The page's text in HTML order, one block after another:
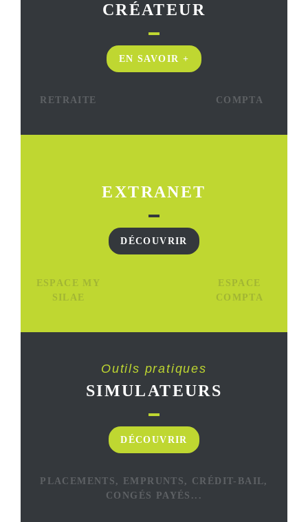
CRÉATEUR
EN SAVOIR +
RETRAITE COMPTA
EXTRANET
DÉCOUVRIR
ESPACE MY
SILAE
ESPACE
COMPTA
Outils pratiques
SIMULATEURS
DÉCOUVRIR
PLACEMENTS, EMPRUNTS, CRÉDIT-BAIL,
CONGÉS PAYÉS...